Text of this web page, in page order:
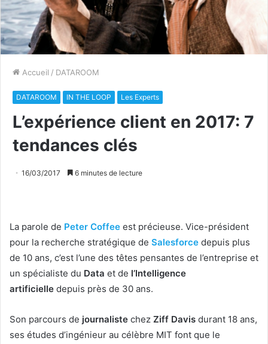
Accueil / DATAROOM
DATAROOM IN THE LOOP Les Experts
L’expérience client en 2017: 7
tendances clés
16/03/2017 6 minutes de lecture
La parole de Peter Coffee est précieuse. Vice-président
pour la recherche stratégique de Salesforce depuis plus
de 10 ans, c’est l’une des têtes pensantes de l’entreprise et
un spécialiste du Data et de l’Intelligence
artificielle depuis près de 30 ans.
Son parcours de journaliste chez Ziff Davis durant 18 ans,
ses études d’ingénieur au célèbre MIT font que le